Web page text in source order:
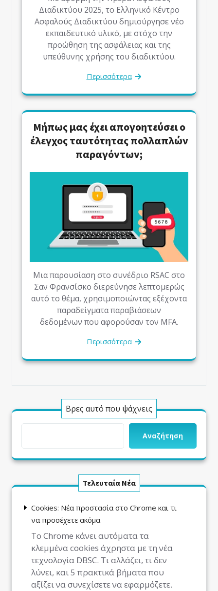
Διαδικτύου 2025, το Ελληνικό Κέντρο
Ασφαλούς Διαδικτύου δημιούργησε νέο
εκπαιδευτικό υλικό, με στόχο την
προώθηση της ασφάλειας και της
υπεύθυνης χρήσης του διαδικτύου.
Περισσότερα
Μήπως μας έχει απογοητεύσει ο
έλεγχος ταυτότητας πολλαπλών
παραγόντων;
Μια παρουσίαση στο συνέδριο RSAC στο
Σαν Φρανσίσκο διερεύνησε λεπτομερώς
αυτό το θέμα, χρησιμοποιώντας εξέχοντα
παραδείγματα παραβιάσεων
δεδομένων που αφορούσαν τον MFA.
Περισσότερα
Βρες αυτό που ψάχνεις
Αναζήτηση
Τελευταία Νέα
Cookies: Νέα προστασία στο Chrome και τι
να προσέχετε ακόμα
Το Chrome κάνει αυτόματα τα
κλεμμένα cookies άχρηστα με τη νέα
τεχνολογία DBSC. Τι αλλάζει, τι δεν
λύνει, και 5 πρακτικά βήματα που
αξίζει να συνεχίσετε να εφαρμόζετε.